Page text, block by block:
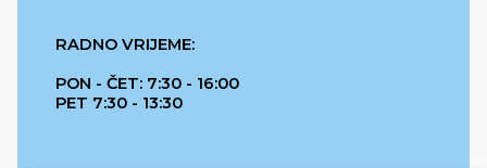
RADNO VRIJEME:
PON - ČET: 7:30 - 16:00
PET 7:30 - 13:30